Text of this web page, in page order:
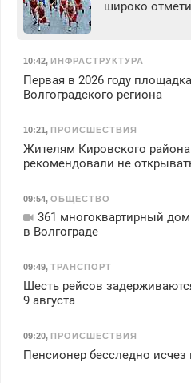
широко
10:42, ИНФРАСТРУКТУРА
Первая в 2026 году
Волгоградского региона
10:21, ПРОИСШЕСТВИЯ
Жителям Кировского района
рекомендовали не
09:54, ОБЩЕСТВО
361 многоквартирный
в Волгограде
09:49, ТРАНСПОРТ
Шесть рейсов
9 августа
09:20, ПРОИСШЕСТВИЯ
Пенсионер бесследно исчез